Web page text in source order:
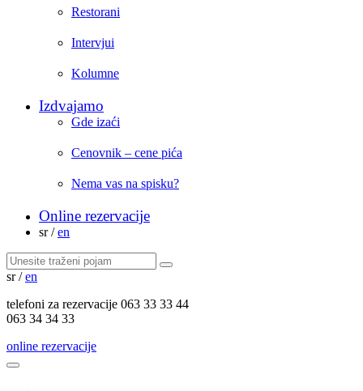
Restorani
Intervjui
Kolumne
Izdvajamo
Gde izaći
Cenovnik – cene pića
Nema vas na spisku?
Online rezervacije
sr / en
sr / en
telefoni za rezervacije 063 33 33 44
063 34 34 33
online rezervacije